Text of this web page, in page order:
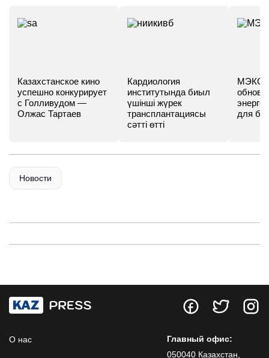
Казахстанское кино
успешно конкурирует
с Голливудом —
Олжас Тартаев
Кардиология
институтында биыл
үшінші жүрек
трансплантациясы
сәтті өтті
МЭКС -
для
Новости
О нас
Главный офис:
050040 Казахстан,